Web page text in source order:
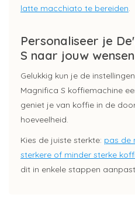
latte macchiato te bereiden
Personaliseer je
S naar jouw wensen
Gelukkig kun je de
Magnifica S koffiemachine
geniet je van koffie in de
hoeveelheid.
Kies de juiste sterkte: pas de
sterkere of minder sterke
dit in enkele stappen